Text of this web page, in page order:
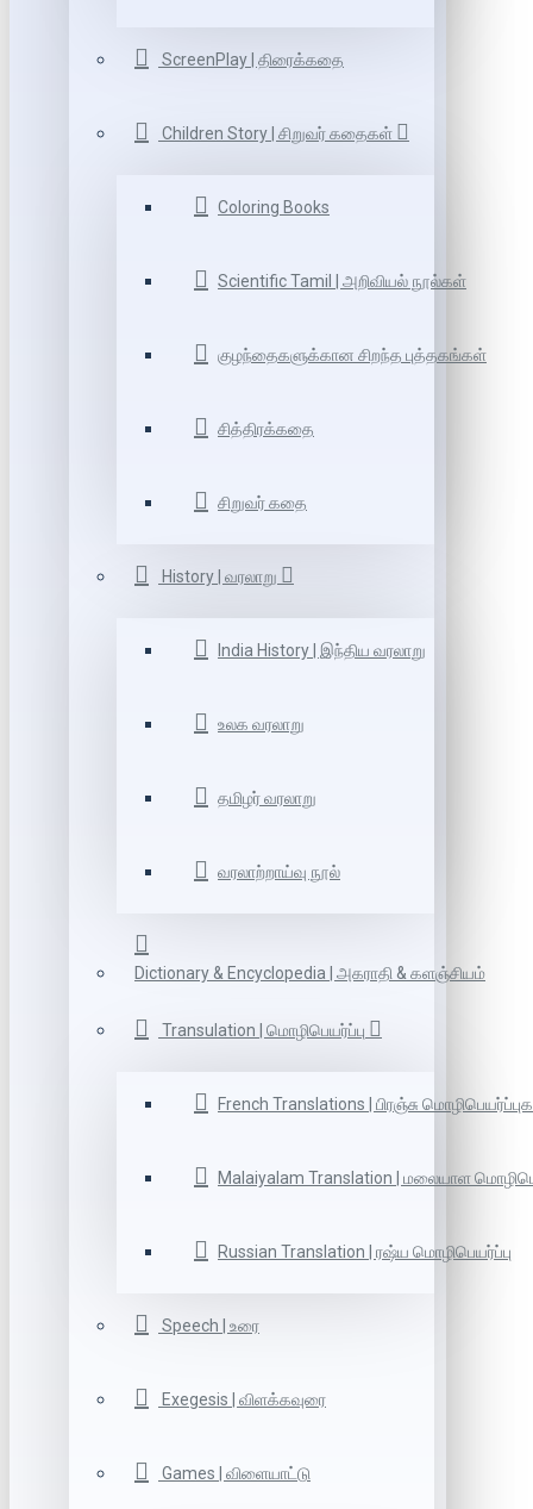
ScreenPlay | திரைக்கதை
Children Story | சிறுவர் கதைகள்
Coloring Books
Scientific Tamil | அறிவியல் நூல்கள்
குழந்தைகளுக்கான சிறந்த புத்தகங்கள்
சித்திரக்கதை
சிறுவர் கதை
History | வரலாறு
India History | இந்திய வரலாறு
உலக வரலாறு
தமிழர் வரலாறு
வரலாற்றாய்வு நூல்
Dictionary & Encyclopedia | அகராதி & களஞ்சியம்
Transulation | மொழிபெயர்ப்பு
French Translations | பிரஞ்சு
Malaiyalam Translation | மலையாள
Russian Translation | ரஷ்ய மொழிபெயர்ப்பு
Speech | உரை
Exegesis | விளக்கவுரை
Games | விளையாட்டு